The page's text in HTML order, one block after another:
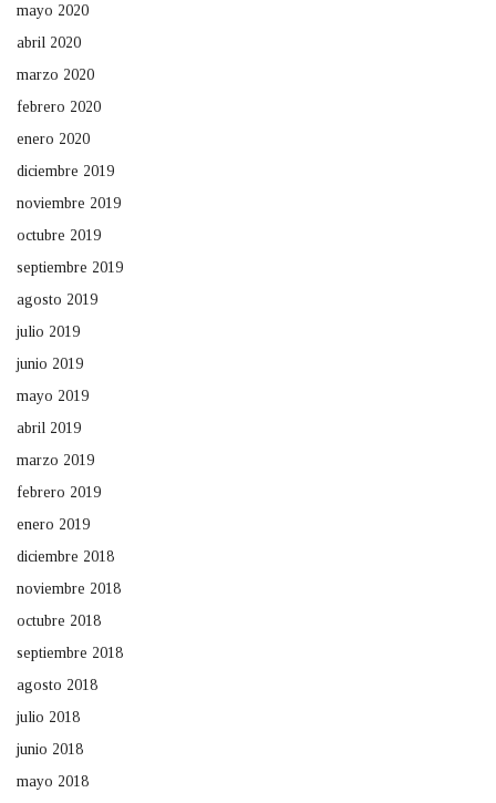
mayo 2020
abril 2020
marzo 2020
febrero 2020
enero 2020
diciembre 2019
noviembre 2019
octubre 2019
septiembre 2019
agosto 2019
julio 2019
junio 2019
mayo 2019
abril 2019
marzo 2019
febrero 2019
enero 2019
diciembre 2018
noviembre 2018
octubre 2018
septiembre 2018
agosto 2018
julio 2018
junio 2018
mayo 2018